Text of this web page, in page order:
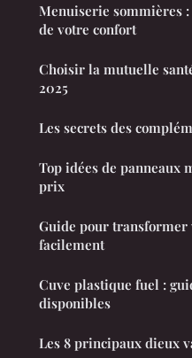
Menuiserie sommières
de votre confort
Choisir la mutuelle
2025
Les secrets des
Top idées de panneaux
prix
Guide pour
facilement
Cuve plastique fuel :
disponibles
Les 8 principaux dieux